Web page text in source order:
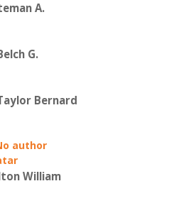
Α.
G.
Bernard
William